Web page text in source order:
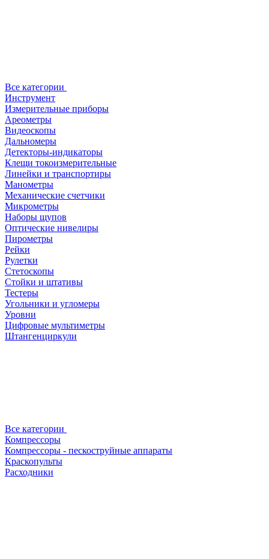
Все категории
Инструмент
Измерительные приборы
Ареометры
Видеоскопы
Дальномеры
Детекторы-индикаторы
Клещи токоизмерительные
Линейки и транспортиры
Манометры
Механические счетчики
Микрометры
Наборы щупов
Оптические нивелиры
Пирометры
Рейки
Рулетки
Стетоскопы
Стойки и штативы
Тестеры
Угольники и угломеры
Уровни
Цифровые мультиметры
Штангенциркули
Все категории
Компрессоры
Компрессоры - пескоструйные аппараты
Краскопульты
Расходники